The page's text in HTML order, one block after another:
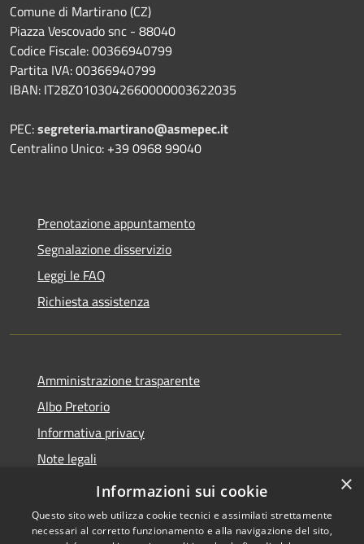
Comune di Martirano (CZ)
Piazza Vescovado snc - 88040
Codice Fiscale: 00366940799
Partita IVA: 00366940799
IBAN: IT28Z0103042660000003622035
PEC:segreteria.martirano@asmepec.it
Centralino Unico: +39 0968 99040
Prenotazione appuntamento
Segnalazione disservizio
Leggi le FAQ
Richiesta assistenza
Amministrazione trasparente
Albo Pretorio
Informativa privacy
Note legali
Dichiarazione di accessibilità
×
Informazioni sui cookie
Questo sito web utilizza cookie tecnici e assimilati strettamente
necessari al corretto funzionamento e alla navigazione del sito,